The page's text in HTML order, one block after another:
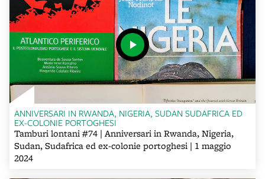
ANNIVERSARI IN RWANDA, NIGERIA, SUDAN SUDAFRICA ED
EX-COLONIE PORTOGHESI
Tamburi lontani #74 | Anniversari in Rwanda, Nigeria,
Sudan, Sudafrica ed ex-colonie portoghesi | 1 maggio
2024